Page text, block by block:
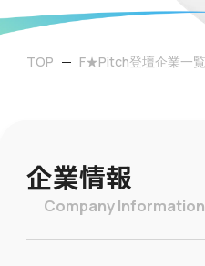
TOP F★Pitch登壇企業一覧
企業情報
Company Information